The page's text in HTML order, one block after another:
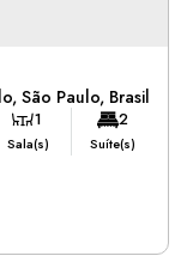
, São Paulo, Brasil
1
Sala(s)
2
Suíte(s)